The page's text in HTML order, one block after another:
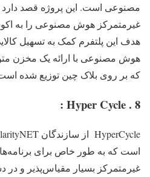
مصنوعی است. این پروژه قصد دارد
غیرمتمرکز هوش مصنوعی را به
هوش مصنوعی با ارائه یک مخزن
که بر روی بلاک چین توزیع شده
8 . Hyper Cycle :
است که به طور خاص برای
غیرمتمرکز بسیار مقیاس‌پذیر و